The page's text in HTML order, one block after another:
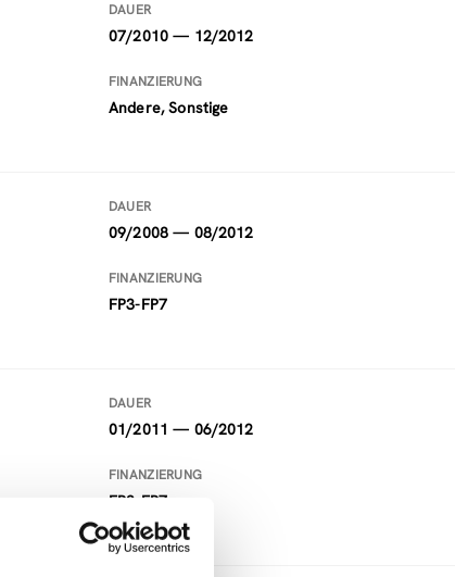
DAUER
07/2010 — 12/2012
FINANZIERUNG
Andere, Sonstige
DAUER
09/2008 — 08/2012
FINANZIERUNG
FP3-FP7
DAUER
01/2011 — 06/2012
FINANZIERUNG
FP3-FP7